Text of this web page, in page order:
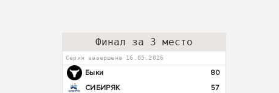
Финал за 3 место
Серия завершена 16.05.2026
Быки
80
СИБИРЯК
57